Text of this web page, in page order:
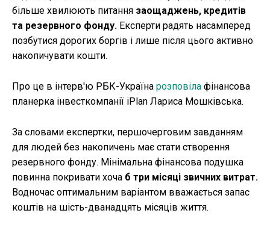
більше хвилюють питання заощаджень, кредитів
та резервного фонду. Експерти радять насамперед
позбутися дорогих боргів і лише після цього активно
накопичувати кошти.
Про це в інтерв'ю РБК-Україна розповіла фінансова
планерка інвесткомпанії iPlan Лариса Мошківська.
За словами експертки, першочерговим завданням
для людей без накопичень має стати створення
резервного фонду. Мінімальна фінансова подушка
повинна покривати хоча б три місяці звичних витрат.
Водночас оптимальним варіантом вважається запас
коштів на шість-дванадцять місяців життя.